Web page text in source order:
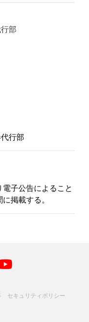
部
行部
子公告によること
掲載する。
セキュリティポリシー